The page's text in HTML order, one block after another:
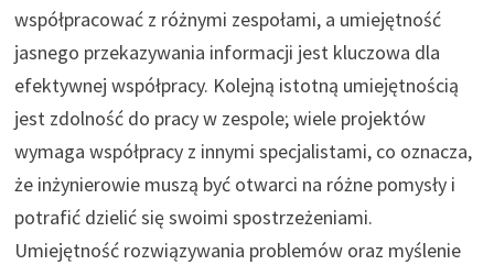
współpracować z różnymi zespołami, a umiejętność
jasnego przekazywania informacji jest kluczowa dla
efektywnej współpracy. Kolejną istotną umiejętnością
jest zdolność do pracy w zespole; wiele projektów
wymaga współpracy z innymi specjalistami, co oznacza,
że inżynierowie muszą być otwarci na różne pomysły i
potrafić dzielić się swoimi spostrzeżeniami.
Umiejętność rozwiązywania problemów oraz myślenie